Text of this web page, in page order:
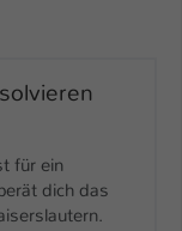
für ein
dich das